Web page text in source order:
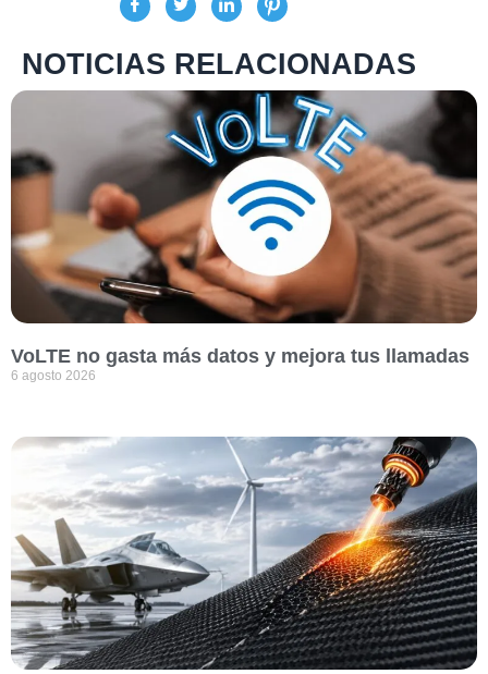
NOTICIAS RELACIONADAS
VoLTE no gasta más datos y mejora tus llamadas
6 agosto 2026